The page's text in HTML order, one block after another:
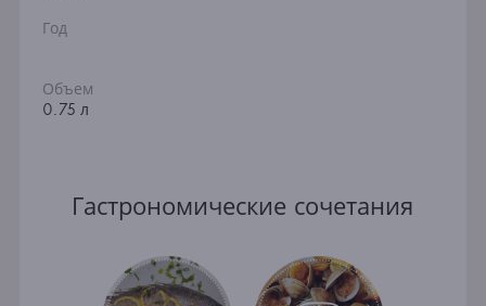
Год
Объем
0.75 л
Гастрономические сочетания